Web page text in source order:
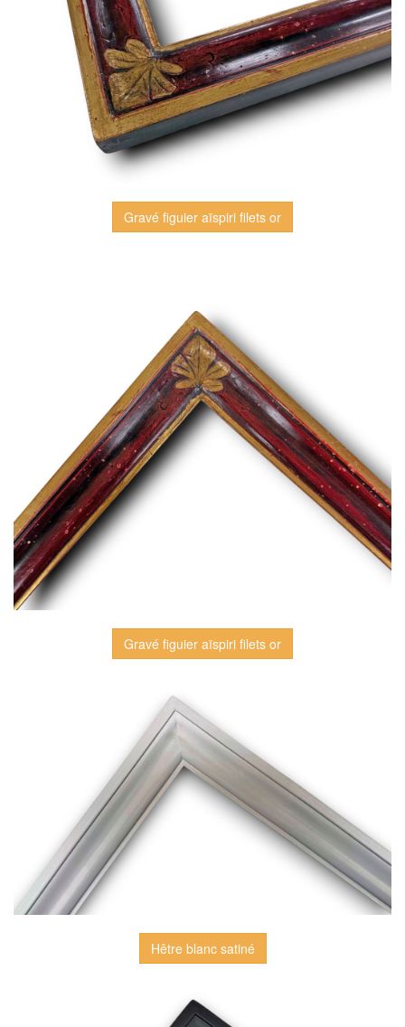
Gravé figuier aïspiri filets or
Gravé figuier aïspiri filets or
Hêtre blanc satiné